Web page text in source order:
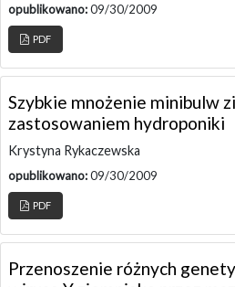
opublikowano:09/30/2009
PDF
Szybkie mnożenie minibulw
zastosowaniem hydroponiki
Krystyna Rykaczewska
opublikowano:09/30/2009
PDF
Przenoszenie różnych